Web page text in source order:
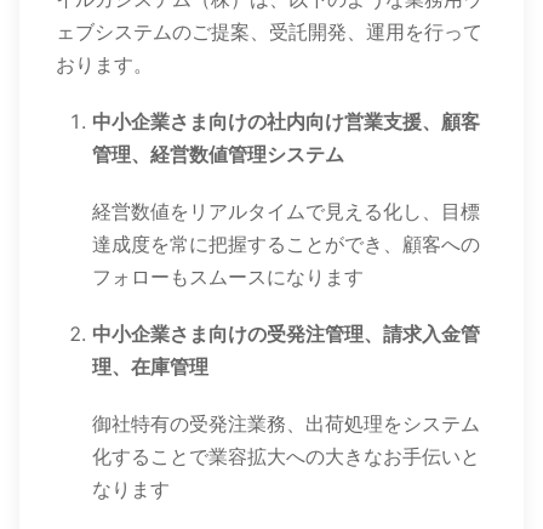
ェブシステムのご提案、受託開発、運用を行って
おります。
中小企業さま向けの社内向け営業支援、顧客
管理、経営数値管理システム
経営数値をリアルタイムで見える化し、目標
達成度を常に把握することができ、顧客への
フォローもスムースになります
中小企業さま向けの受発注管理、請求入金管
理、在庫管理
御社特有の受発注業務、出荷処理をシステム
化することで業容拡大への大きなお手伝いと
なります